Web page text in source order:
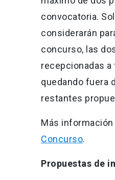
convocatoria.
considerarán
concurso, las
recepcionadas a
quedando fuera
restantes
Más información
Concurso.
Propuestas de